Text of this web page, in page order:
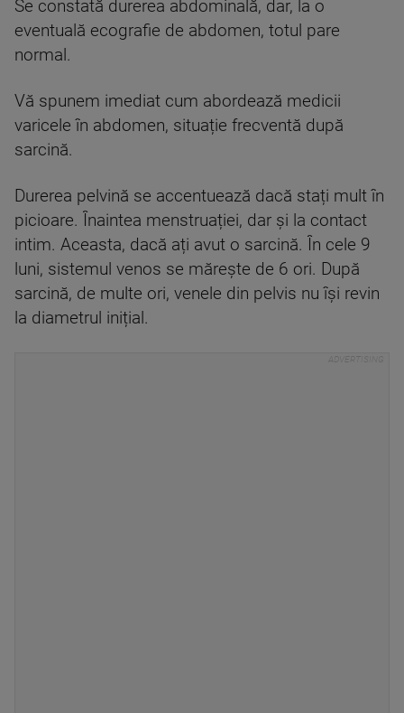
Se constată durerea abdominală, dar, la o
eventuală ecografie de abdomen, totul pare
normal.
Vă spunem imediat cum abordează medicii
varicele în abdomen, situație frecventă după
sarcină.
Durerea pelvină se accentuează dacă stați mult în
picioare. Înaintea menstruației, dar și la contact
intim. Aceasta, dacă ați avut o sarcină. În cele 9
luni, sistemul venos se mărește de 6 ori. După
sarcină, de multe ori, venele din pelvis nu își revin
la diametrul inițial.